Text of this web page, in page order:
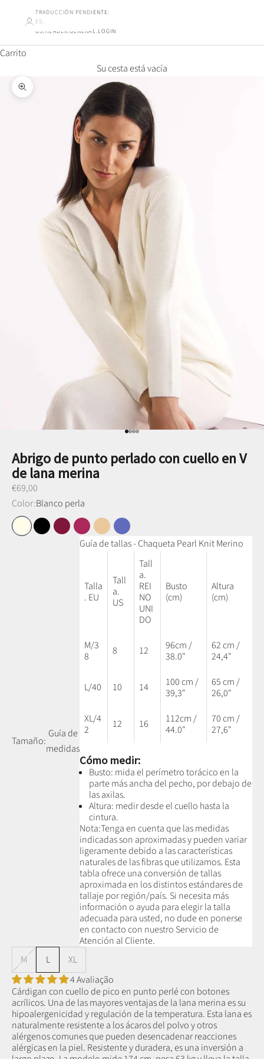
TRADUCCIÓN PENDIENTE:
ES-
US.HEADER.GENERAL.LOGIN
Carrito
Su cesta está vacía
Ampliar la imagen
Ir al punto 1
Ir al punto 2
Ir al punto 3
Ir al punto 4
Abrigo de punto perlado con cuello en V
de lana merina
Preço promocional
€69,00
Color:Blanco perla
Blanco perla
NegroCiruelaCarminCamel MielAzul vaquero
Tamaño:
Guía de
medidas
Guía de tallas - Chaqueta Pearl Knit Merino
Talla
. EU
Tall
a.
US
Tall
a.
REI
NO
UNI
DO
Busto
(cm)
Altura
(cm)
M/3
8
8 12
96cm /
38.0"
62 cm /
24,4"
L/40 10 14
100 cm /
39,3"
65 cm /
26,0"
XL/4
2
12 16
112cm /
44.0"
70 cm /
27,6"
Cómo medir:
Busto: mida el perímetro torácico en la
parte más ancha del pecho, por debajo de
las axilas.
Altura: medir desde el cuello hasta la
cintura.
Nota:Tenga en cuenta que las medidas
indicadas son aproximadas y pueden variar
ligeramente debido a las características
naturales de las fibras que utilizamos. Esta
tabla ofrece una conversión de tallas
aproximada en los distintos estándares de
tallaje por región/país. Si necesita más
información o ayuda para elegir la talla
adecuada para usted, no dude en ponerse
en contacto con nuestro Servicio de
Atención al Cliente.
M
L
XL
4 Avaliação
Cárdigan con cuello de pico en punto perlé con botones
acrílicos. Una de las mayores ventajas de la lana merina es su
hipoalergenicidad y regulación de la temperatura. Esta lana es
naturalmente resistente a los ácaros del polvo y otros
alérgenos comunes que pueden desencadenar reacciones
alérgicas en la piel. Resistente y duradera, es una inversión a